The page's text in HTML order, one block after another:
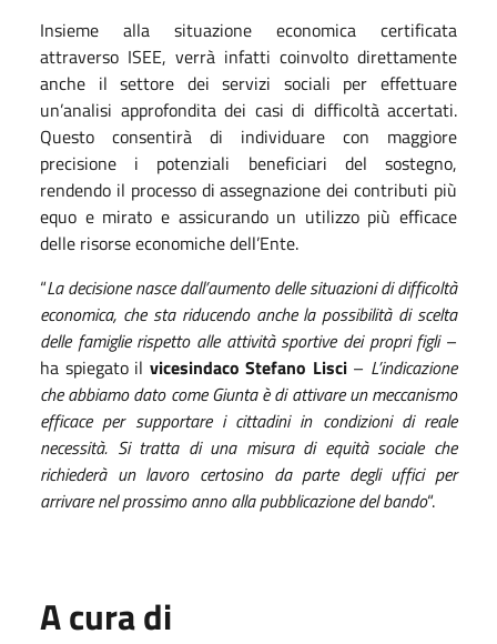
Insieme alla situazione economica certificata
attraverso ISEE, verrà infatti coinvolto direttamente
anche il settore dei servizi sociali per effettuare
un’analisi approfondita dei casi di difficoltà accertati.
Questo consentirà di individuare con maggiore
precisione i potenziali beneficiari del sostegno,
rendendo il processo di assegnazione dei contributi più
equo e mirato e assicurando un utilizzo più efficace
delle risorse economiche dell’Ente.
“La decisione nasce dall’aumento delle situazioni di difficoltà
economica, che sta riducendo anche la possibilità di scelta
delle famiglie rispetto alle attività sportive dei propri figli–
ha spiegato il vicesindaco Stefano Lisci– L’indicazione
che abbiamo dato come Giunta è di attivare un meccanismo
efficace per supportare i cittadini in condizioni di reale
necessità. Si tratta di una misura di equità sociale che
richiederà un lavoro certosino da parte degli uffici per
arrivare nel prossimo anno alla pubblicazione del bando“.
A cura di